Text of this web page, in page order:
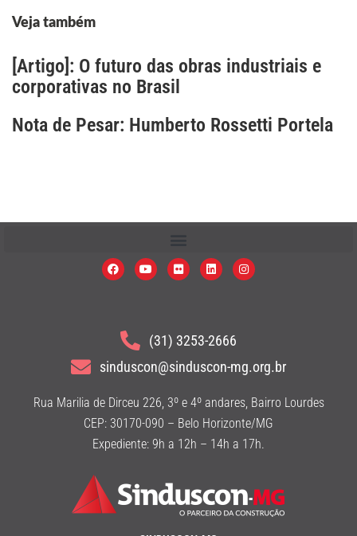
Veja também
[Artigo]: O futuro das obras industriais e
corporativas no Brasil
Nota de Pesar: Humberto Rossetti Portela
(31) 3253-2666
sinduscon@sinduscon-mg.org.br
Rua Marilia de Dirceu 226, 3º e 4º andares, Bairro Lourdes
CEP: 30170-090 – Belo Horizonte/MG
Expediente: 9h a 12h – 14h a 17h.